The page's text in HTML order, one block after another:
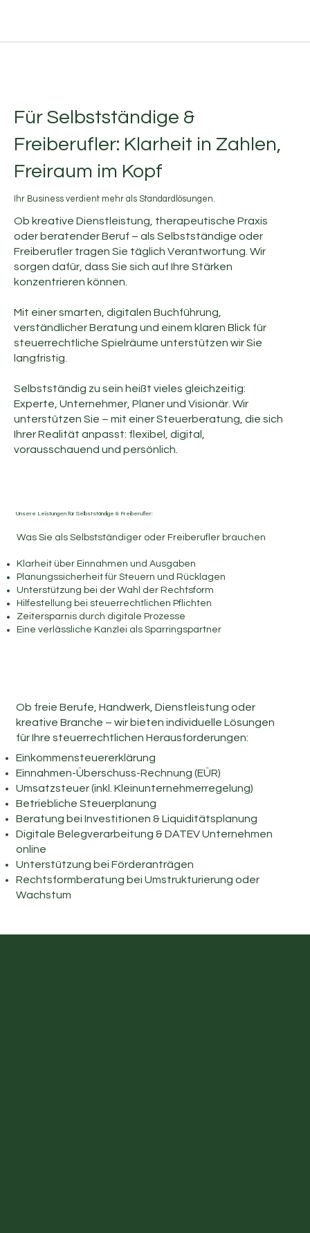
Für Selbstständige &
Freiberufler: Klarheit in Zahlen,
Freiraum im Kopf
Ihr Business verdient mehr als Standardlösungen.
Ob kreative Dienstleistung, therapeutische Praxis
oder beratender Beruf – als Selbstständige oder
Freiberufler tragen Sie täglich Verantwortung. Wir
sorgen dafür, dass Sie sich auf Ihre Stärken
konzentrieren können.
Mit einer smarten, digitalen Buchführung,
verständlicher Beratung und einem klaren Blick für
steuerrechtliche Spielräume unterstützen wir Sie
langfristig.
Selbstständig zu sein heißt vieles gleichzeitig:
Experte, Unternehmer, Planer und Visionär. Wir
unterstützen Sie – mit einer Steuerberatung, die sich
Ihrer Realität anpasst: flexibel, digital,
vorausschauend und persönlich.
Unsere Leistungen für Selbstständige & Freiberufler:
Was Sie als Selbstständiger oder Freiberufler brauchen
Klarheit über Einnahmen und Ausgaben
Planungssicherheit für Steuern und Rücklagen
Unterstützung bei der Wahl der Rechtsform
Hilfestellung bei steuerrechtlichen Pflichten
Zeitersparnis durch digitale Prozesse
Eine verlässliche Kanzlei als Sparringspartner
Ob freie Berufe, Handwerk, Dienstleistung oder
kreative Branche – wir bieten individuelle Lösungen
für Ihre steuerrechtlichen Herausforderungen:
Einkommensteuererklärung
Einnahmen-Überschuss-Rechnung (EÜR)
Umsatzsteuer (inkl. Kleinunternehmerregelung)
Betriebliche Steuerplanung
Beratung bei Investitionen & Liquiditätsplanung
Digitale Belegverarbeitung & DATEV Unternehmen
online
Unterstützung bei Förderanträgen
Rechtsformberatung bei Umstrukturierung oder
Wachstum